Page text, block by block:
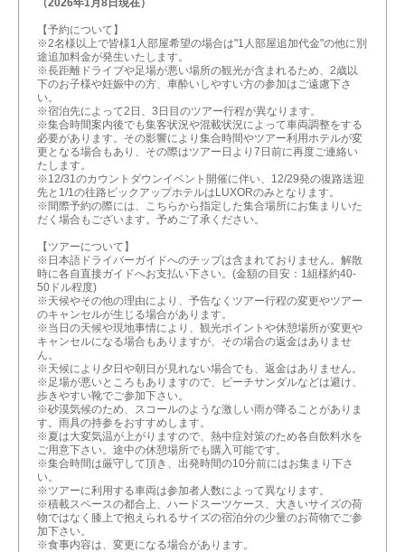
（2026年1月8日現在）
【予約について】
※2名様以上で皆様1人部屋希望の場合は"1人部屋追加代金"の他に別
途追加料金が発生いたします。
※長距離ドライブや足場が悪い場所の観光が含まれるため、2歳以
下のお子様や妊娠中の方、車酔いしやすい方の参加はご遠慮下さ
い。
※宿泊先によって2日、3日目のツアー行程が異なります。
※集合時間案内後でも集客状況や混載状況によって車両調整をする
必要があります。その影響により集合時間やツアー利用ホテルが変
更となる場合もあり、その際はツアー日より7日前に再度ご連絡い
たします。
※12/31のカウントダウンイベント開催に伴い、12/29発の復路送迎
先と1/1の往路ピックアップホテルはLUXORのみとなります。
※間際予約の際には、こちらから指定した集合場所にお集まりいた
だく場合もございます。予めご了承ください。
【ツアーについて】
※日本語ドライバーガイドへのチップは含まれておりません。解散
時に各自直接ガイドへお支払い下さい。(金額の目安：1組様約40-
50ドル程度)
※天候やその他の理由により、予告なくツアー行程の変更やツアー
のキャンセルが生じる場合があります。
※当日の天候や現地事情により、観光ポイントや休憩場所が変更や
キャンセルになる場合もありますが、その場合の返金はありませ
ん。
※天候により夕日や朝日が見れない場合でも、返金はありません。
※足場が悪いところもありますので、ビーチサンダルなどは避け、
歩きやすい靴でご参加下さい。
※砂漠気候のため、スコールのような激しい雨が降ることがありま
す。雨具の持参をおすすめします。
※夏は大変気温が上がりますので、熱中症対策のため各自飲料水を
ご用意下さい。途中の休憩場所でも購入可能です。
※集合時間は厳守して頂き、出発時間の10分前にはお集まり下さ
い。
※ツアーに利用する車両は参加者人数によって異なります。
※積載スペースの都合上、ハードスーツケース、大きいサイズの荷
物ではなく膝上で抱えられるサイズの宿泊分の少量のお荷物でご参
加下さい。
※食事内容は、変更になる場合があります。